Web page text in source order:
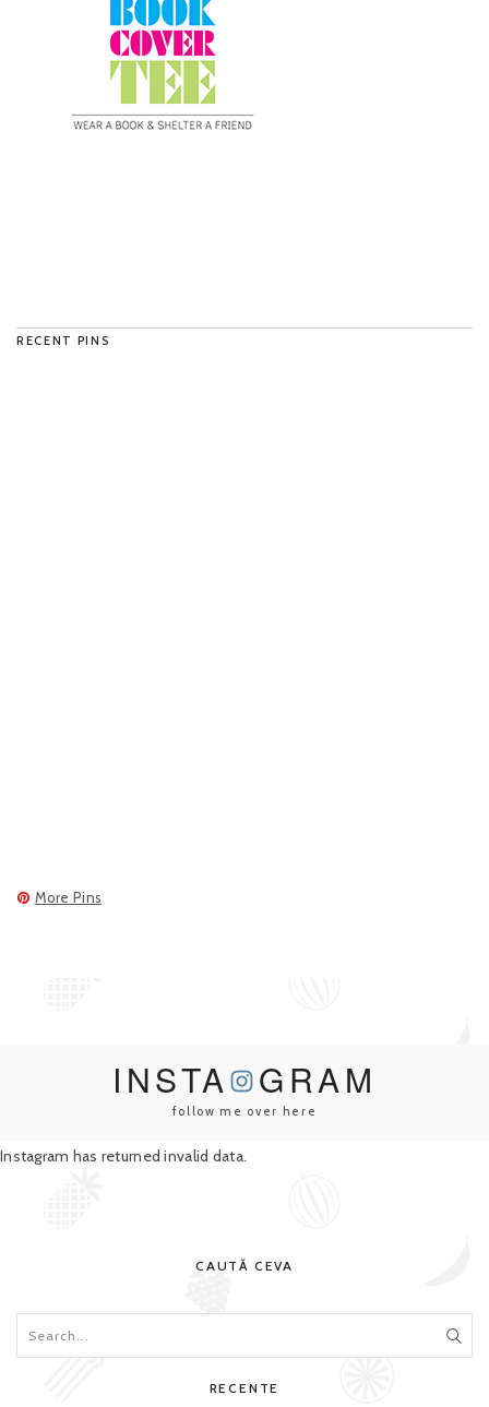
RECENT PINS
More Pins
INSTA GRAM
follow me over here
Instagram has returned invalid data.
CAUTĂ CEVA
RECENTE